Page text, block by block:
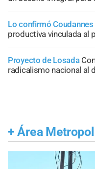
Lo confirmó Coudannes
productiva vinculada al
Proyecto de Losada
radicalismo nacional al
+ Área